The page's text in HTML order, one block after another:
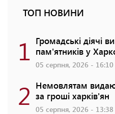
ТОП НОВИНИ
1 Громадські діячі
пам'ятників у
05 серпня, 2026 - 16:10
2 Немовлятам
за гроші харків'ян
05 серпня, 2026 - 13:38